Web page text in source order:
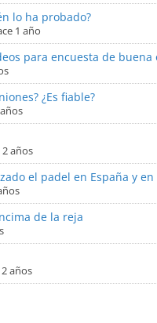
lo ha probado?
1 año
para encuesta de buena
¿Es fiable?
2 años
el padel en España y
de la reja
años